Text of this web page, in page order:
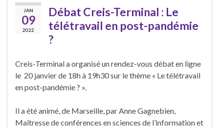
JAN
09
2022
Débat Creis-Terminal : Le
télétravail en post-pandémie
?
Creis-Terminal a organisé un rendez-vous débat en ligne
le 20 janvier de 18h à 19h30 sur le thème « Le télétravail
en post-pandémie ? ».
Il a été animé, de Marseille, par Anne Gagnebien,
Maîtresse de conférences en sciences de l’information et